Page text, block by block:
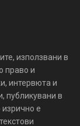
използвани в
право и
интервюта и
публикувани в
изрично е